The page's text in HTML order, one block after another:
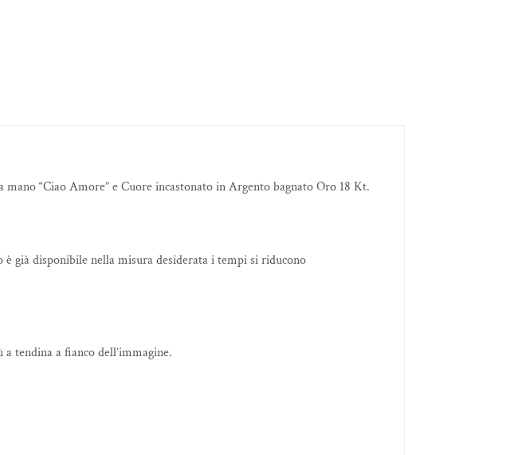
“Ciao Amore” e Cuore incastonato in Argento bagnato Oro 18 Kt.
già disponibile nella misura desiderata i tempi si riducono
a tendina a fianco dell’immagine.